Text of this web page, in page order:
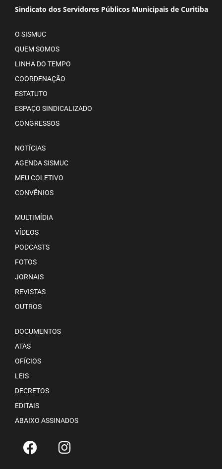
Sindicato dos Servidores Públicos Municipais de Curitiba
O SISMUC
QUEM SOMOS
LINHA DO TEMPO
COORDENAÇÃO
ESTATUTO
ESPAÇO SINDICALIZADO
CONGRESSOS
NOTÍCIAS
AGENDA SISMUC
MEU COLETIVO
CONVÊNIOS
MULTIMÍDIA
VÍDEOS
PODCASTS
FOTOS
JORNAIS
REVISTAS
OUTROS
DOCUMENTOS
ATAS
OFÍCIOS
LEIS
DECRETOS
EDITAIS
ABAIXO ASSINADOS